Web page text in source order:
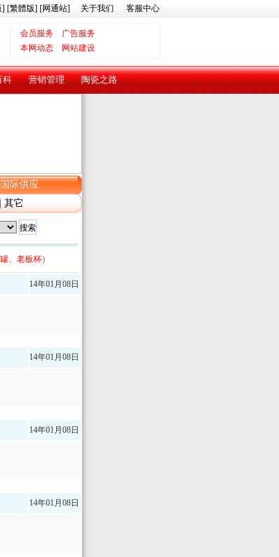
] [繁體版] [网通站] 关于我们 客服中心
会员服务
广告服务
本网动态 网站建设
科 营销管理 陶瓷之路
国际供应
其它
、老板杯）
14年01月08日
14年01月08日
14年01月08日
14年01月08日